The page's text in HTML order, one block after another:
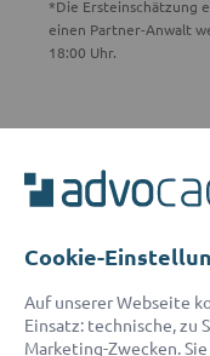
*Die Ersteinschätzung
einen Partner-Anwalt
18:00 Uhr.
Unser Serviceteam ist
E-Mail:
Cookie-
Auf unserer Webseite
Einsatz: technische, zu
Marketing-Zwecken.